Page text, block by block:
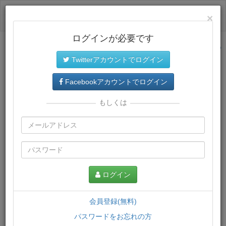
サイトトップに戻る
プレミアム会員では、教材がダウンロードでき、快適な動画
再生環境が提供されます。
×
ログインが必要です
Twitterアカウントでログイン
Facebookアカウントでログイン
もしくは
ログイン
会員登録(無料)
パスワードをお忘れの方